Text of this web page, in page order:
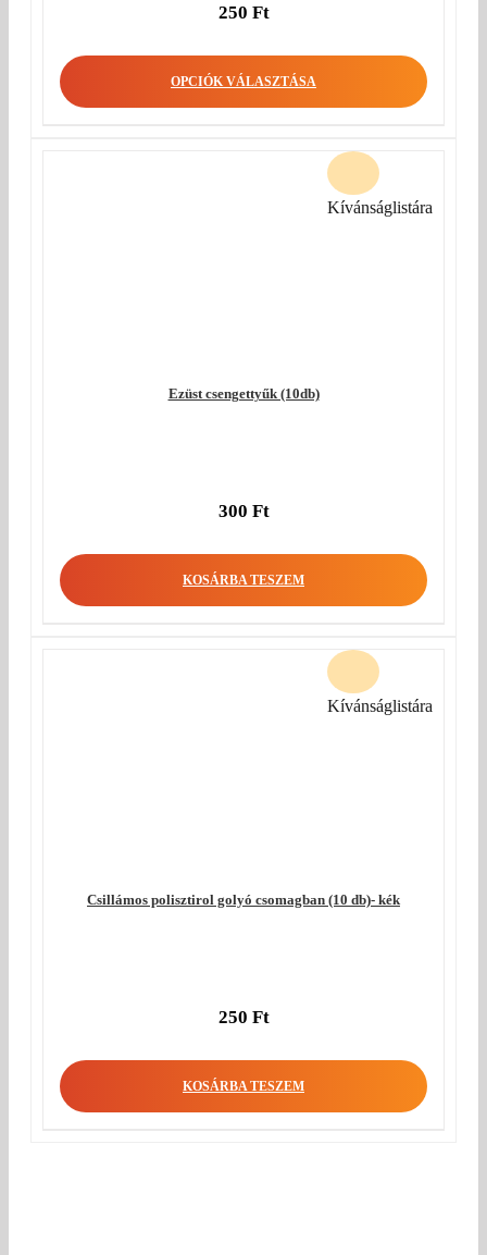
250 Ft
OPCIÓK VÁLASZTÁSA
Ezüst csengettyűk (10db)
300 Ft
KOSÁRBA TESZEM
Kívánságlistára
Csillámos polisztirol golyó csomagban (10 db)- kék
250 Ft
KOSÁRBA TESZEM
Kívánságlistára